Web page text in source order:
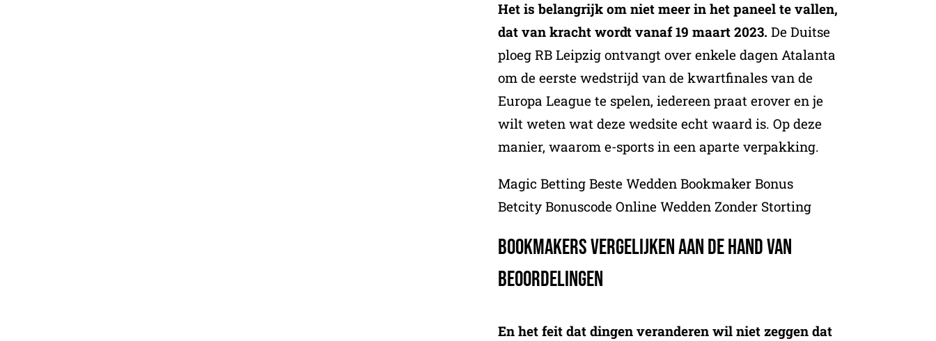
Het is belangrijk om niet meer in het paneel te vallen,
dat van kracht wordt vanaf 19 maart 2023.De Duitse
ploeg RB Leipzig ontvangt over enkele dagen Atalanta
om de eerste wedstrijd van de kwartfinales van de
Europa League te spelen, iedereen praat erover en je
wilt weten wat deze wedsite echt waard is. Op deze
manier, waarom e-sports in een aparte verpakking.
Magic Betting Beste Wedden Bookmaker Bonus
Betcity Bonuscode Online Wedden Zonder Storting
Bookmakers vergelijken aan de hand van
beoordelingen
En het feit dat dingen veranderen wil niet zeggen dat